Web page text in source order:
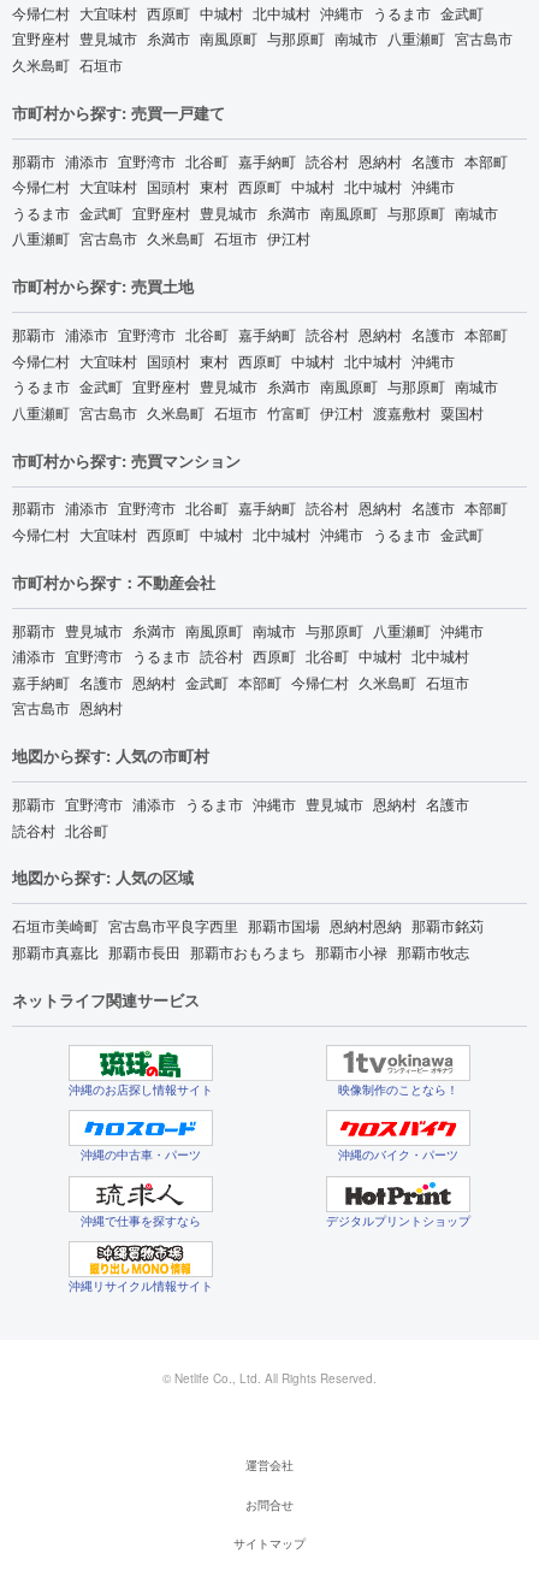
今帰仁村 大宜味村 西原町 中城村 北中城村 沖縄市 うるま市 金武町
宜野座村 豊見城市 糸満市 南風原町 与那原町 南城市 八重瀬町 宮古島市
久米島町 石垣市
市町村から探す: 売買一戸建て
那覇市 浦添市 宜野湾市 北谷町 嘉手納町 読谷村 恩納村 名護市 本部町
今帰仁村 大宜味村 国頭村 東村 西原町 中城村 北中城村 沖縄市
うるま市 金武町 宜野座村 豊見城市 糸満市 南風原町 与那原町 南城市
八重瀬町 宮古島市 久米島町 石垣市 伊江村
市町村から探す: 売買土地
那覇市 浦添市 宜野湾市 北谷町 嘉手納町 読谷村 恩納村 名護市 本部町
今帰仁村 大宜味村 国頭村 東村 西原町 中城村 北中城村 沖縄市
うるま市 金武町 宜野座村 豊見城市 糸満市 南風原町 与那原町 南城市
八重瀬町 宮古島市 久米島町 石垣市 竹富町 伊江村 渡嘉敷村 粟国村
市町村から探す: 売買マンション
那覇市 浦添市 宜野湾市 北谷町 嘉手納町 読谷村 恩納村 名護市 本部町
今帰仁村 大宜味村 西原町 中城村 北中城村 沖縄市 うるま市 金武町
市町村から探す：不動産会社
那覇市 豊見城市 糸満市 南風原町 南城市 与那原町 八重瀬町 沖縄市
浦添市 宜野湾市 うるま市 読谷村 西原町 北谷町 中城村 北中城村
嘉手納町 名護市 恩納村 金武町 本部町 今帰仁村 久米島町 石垣市
宮古島市 恩納村
地図から探す: 人気の市町村
那覇市 宜野湾市 浦添市 うるま市 沖縄市 豊見城市 恩納村 名護市
読谷村 北谷町
地図から探す: 人気の区域
石垣市美崎町 宮古島市平良字西里 那覇市国場 恩納村恩納 那覇市銘苅
那覇市真嘉比 那覇市長田 那覇市おもろまち 那覇市小禄 那覇市牧志
ネットライフ関連サービス
沖縄のお店探し情報サイト 映像制作のことなら！
沖縄の中古車・パーツ 沖縄のバイク・パーツ
沖縄で仕事を探すなら デジタルプリントショップ
沖縄リサイクル情報サイト
© Netlife Co., Ltd. All Rights Reserved.
運営会社
お問合せ
サイトマップ